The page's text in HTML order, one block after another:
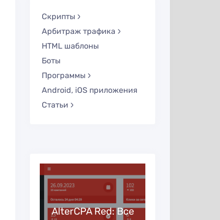
Скрипты
Арбитраж трафика
HTML шаблоны
Боты
Программы
Android, iOS приложения
Статьи
AlterCPA Red: Все